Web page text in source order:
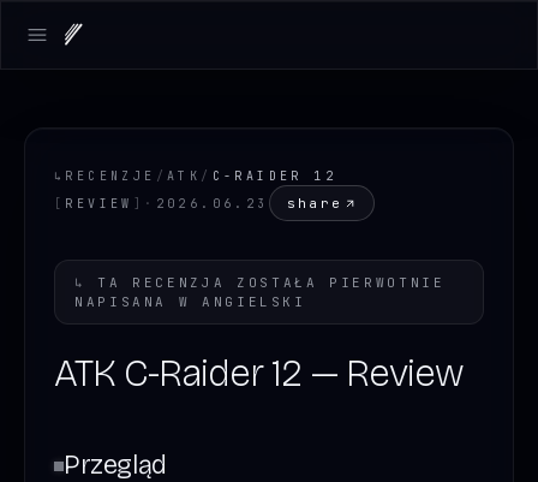
Open main menu
↳ RECENZJE /ATK / C-RAIDER 12
[ REVIEW ] · 2026.06.23 share
↳ TA RECENZJA ZOSTAŁA PIERWOTNIE
NAPISANA W
ANGIELSKI
ATK C-Raider 12 — Review
Przegląd